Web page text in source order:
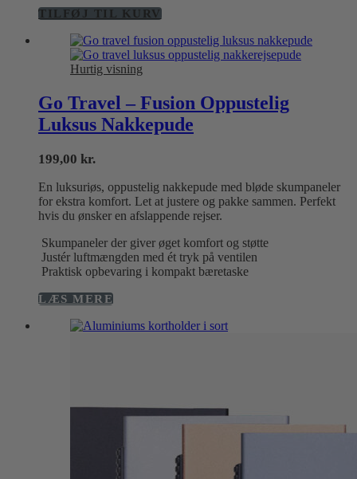
TILFØJ TIL KURV
Hurtig visning
Go Travel – Fusion Oppustelig
Luksus Nakkepude
199,00 kr.
En luksuriøs, oppustelig nakkepude med bløde skumpaneler
for ekstra komfort. Let at justere og pakke sammen. Perfekt
hvis du ønsker en afslappende rejser.
Skumpaneler der giver øget komfort og støtte
Justér luftmængden med ét tryk på ventilen
Praktisk opbevaring i kompakt bæretaske
LÆS MERE